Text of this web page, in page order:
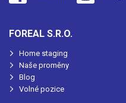
FOREAL S.R.O.
Home staging
Naše proměny
Blog
Volné pozice